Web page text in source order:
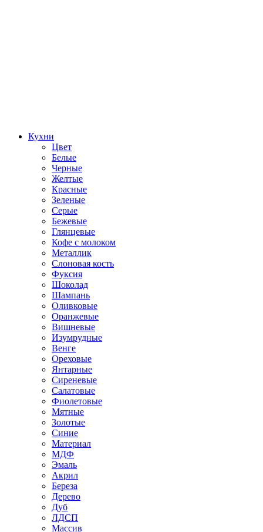
Кухни
Цвет
Белые
Черные
Желтые
Красные
Зеленые
Серые
Бежевые
Глянцевые
Кофе с молоком
Металлик
Слоновая кость
Фуксия
Шоколад
Шампань
Оливковые
Оранжевые
Вишневые
Изумрудные
Венге
Ореховые
Янтарные
Сиреневые
Салатовые
Фиолетовые
Мятные
Золотые
Синие
Материал
МДФ
Эмаль
Акрил
Береза
Дерево
Дуб
ЛДСП
Массив